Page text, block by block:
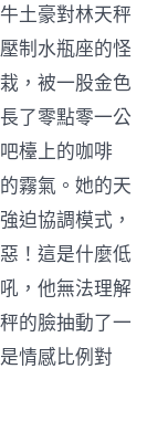
土豪對林天秤
制水瓶座的怪
，被一股金色
了零點零一公
檯上的咖啡
霧氣。她的天
迫協調模式，
！這是什麼低
，他無法理解
的臉抽動了一
情感比例對